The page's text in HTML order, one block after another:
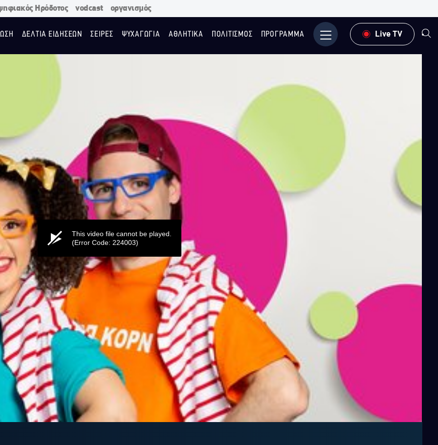
Ηρόδοτος vodcast οργανισμός
ΔΕΛΤΙΑ ΕΙΔΗΣΕΩΝ ΣΕΙΡΕΣ ΨΥΧΑΓΩΓΙΑ ΑΘΛΗΤΙΚΑ ΠΟΛΙΤΙΣΜΟΣ ΠΡΟΓΡΑΜΜΑ Μενού Live TV
This video file cannot be played.
(Error Code: 224003)